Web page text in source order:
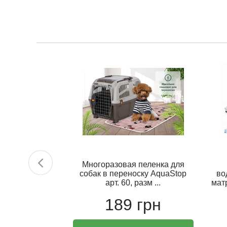
TOP
см
Многоразовая пеленка для
собак в переноску AquaStop
арт. 60, разм ...
189 грн